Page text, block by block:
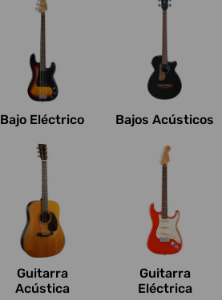
Bajo Eléctrico Bajos Acústicos
Guitarra
Acústica
Guitarra
Eléctrica